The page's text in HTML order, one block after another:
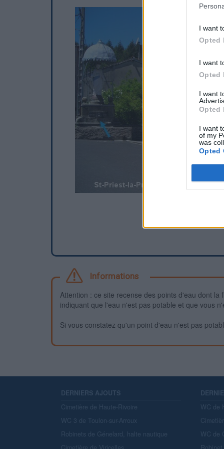
I want
Opted
I want
Opted
I want
Opted
I want
of my
was
Opted
Informations
Attention : ce site recense des points d'eau dont
indiquant que l'eau n'est pas potable et que vous
Si vous constatez qu'un point d'eau n'est pas
DERNIERS AJOUTS
Cimetière de Haute-Rivoire
WC 3 de Toulon-sur-Arroux
Robinets de Génelard, halte nautique
WC de
WC de